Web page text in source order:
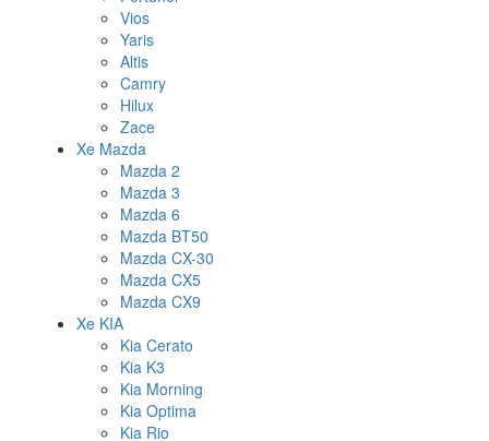
Vios
Yaris
Altis
Camry
Hilux
Zace
Xe Mazda
Mazda 2
Mazda 3
Mazda 6
Mazda BT50
Mazda CX-30
Mazda CX5
Mazda CX9
Xe KIA
Kia Cerato
Kia K3
Kia Morning
Kia Optima
Kia Rio